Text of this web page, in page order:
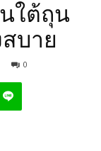
ใต้ถุน
บาย
0